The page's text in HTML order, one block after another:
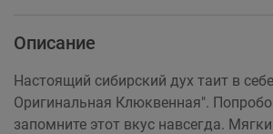
Описание
Настоящий сибирский дух таит в
Оригинальная Клюквенная".
запомните этот вкус навсегда.